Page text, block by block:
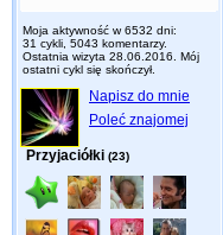
Moja aktywność w 6532 dni:
31 cykli, 5043 komentarzy.
Ostatnia wizyta 28.06.2016 . Mój
ostatni cykl się skończył.
Napisz do mnie
Poleć znajomej
Przyjaciółki (23)